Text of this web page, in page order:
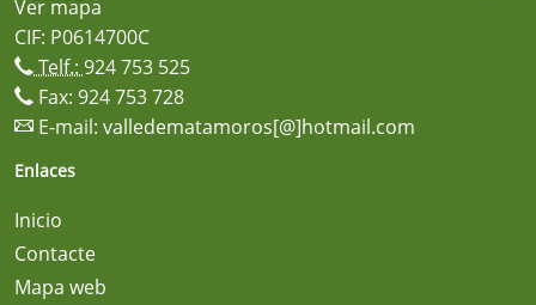
Ver mapa
CIF: P0614700C
Telf.: 924 753 525
Fax: 924 753 728
E-mail: valledematamoros[@]hotmail.com
Enlaces
Inicio
Contacte
Mapa web